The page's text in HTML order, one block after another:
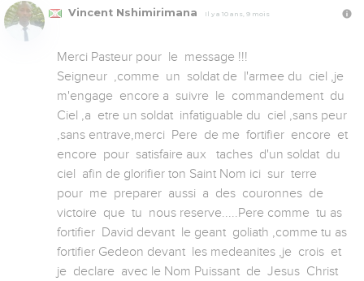
Vincent Nshimirimana Il y a 10 ans, 9 mois
Merci Pasteur pour  le  message !!!
Seigneur  ,comme  un  soldat de  l'armee du  ciel ,je
m'engage  encore a  suivre  le  commandement  du
Ciel ,a  etre un soldat  infatiguable du  ciel ,sans peur
,sans entrave,merci  Pere  de me  fortifier  encore  et
encore  pour  satisfaire aux   taches  d'un soldat  du
ciel  afin de glorifier ton Saint Nom ici  sur  terre
pour  me  preparer  aussi  a  des  couronnes  de
victoire  que  tu  nous reserve.....Pere comme  tu as
fortifier  David devant  le geant  goliath ,comme tu as
fortifier Gedeon devant  les medeanites ,je  crois  et
je  declare  avec le Nom Puissant  de  Jesus  Christ